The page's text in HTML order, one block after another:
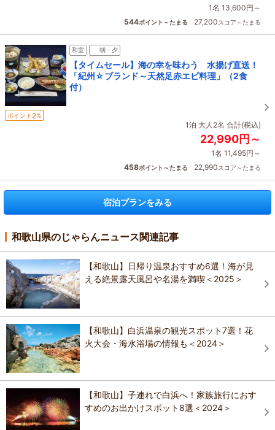
1名 13,600円～
544ポイント～たまる 27,200スコア～たまる
和室 朝・夕
【タイムセール】海の幸を味わう 水揚げ直送！
「紀州☆ブランド～天然足赤エビ料理」（2食
付）
ポイント 2%
1泊 大人2名 合計(税込)
22,990円～
1名 11,495円～
458ポイント～たまる 22,990スコア～たまる
宿泊プランをみる
和歌山県のじゃらんニュース関連記事
【和歌山】日帰り温泉おすすめ6選！海が見
える絶景露天風呂や名湯を満喫＜2025＞
【和歌山】白浜温泉の観光スポット7選！花
火大会・海水浴場の情報も＜2024＞
【和歌山】子連れで白浜へ！家族旅行におす
すめのお出かけスポット8選＜2024＞